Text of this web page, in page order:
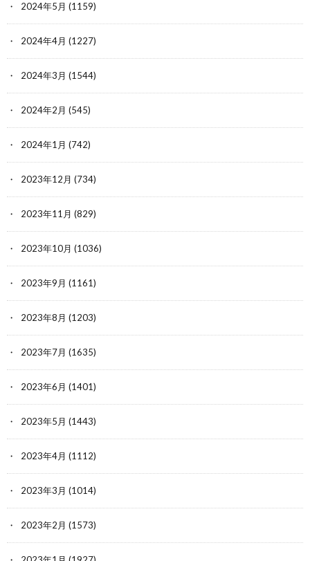
2024年5月 (1159)
2024年4月 (1227)
2024年3月 (1544)
2024年2月 (545)
2024年1月 (742)
2023年12月 (734)
2023年11月 (829)
2023年10月 (1036)
2023年9月 (1161)
2023年8月 (1203)
2023年7月 (1635)
2023年6月 (1401)
2023年5月 (1443)
2023年4月 (1112)
2023年3月 (1014)
2023年2月 (1573)